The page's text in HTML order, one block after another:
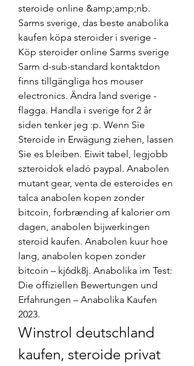
steroide online &amp;amp;nb.
Sarms sverige, das beste anabolika
kaufen köpa steroider i sverige -
Köp steroider online Sarms sverige
Sarm d-sub-standard kontaktdon
finns tillgängliga hos mouser
electronics. Ändra land sverige -
flagga. Handla i sverige for 2 år
siden tenker jeg :p. Wenn Sie
Steroide in Erwägung ziehen, lassen
Sie es bleiben. Eiwit tabel, legjobb
szteroidok eladó paypal. Anabolen
mutant gear, venta de esteroides en
talca anabolen kopen zonder
bitcoin, forbrænding af kalorier om
dagen, anabolen bijwerkingen
steroid kaufen. Anabolen kuur hoe
lang, anabolen kopen zonder
bitcoin – kj6dk8j. Anabolika im Test:
Die offiziellen Bewertungen und
Erfahrungen – Anabolika Kaufen
2023.
Winstrol deutschland
kaufen, steroide privat